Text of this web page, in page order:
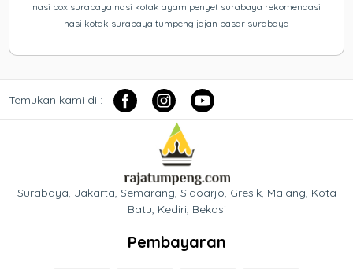
nasi box surabaya nasi kotak ayam penyet surabaya rekomendasi
nasi kotak surabaya tumpeng jajan pasar surabaya
Temukan kami di :
Surabaya, Jakarta, Semarang, Sidoarjo, Gresik, Malang, Kota
Batu, Kediri, Bekasi
Pembayaran